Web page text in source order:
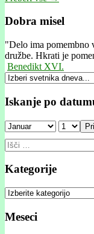
Dobra misel
"Delo ima pomembno
družbe. Hkrati je
Benedikt XVI.
Iskanje po
Išči:
Kategorije
Kategorije
Meseci